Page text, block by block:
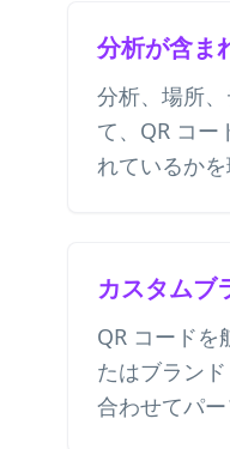
分析が含ま
分析、場所
て、QR コー
れているかを
カスタムブ
QR コードを
たはブラン
合わせてパー